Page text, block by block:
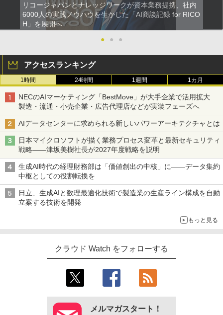
リコージャパンとナレッジワークが資本業務提携、社内
6000人の実践ノウハウを生かした「AI商談記録 for RICO
H」を展開へ
●
● ●
アクセスランキング
1時間 24時間 1週間 1カ月
NECのAIマーケティング「BestMove」が大手企業で活用拡大
製造・流通・小売企業・広告代理店などが実装フェーズへ
AIデータセンターに求められる新しいパワーアーキテクチャとは
日本マイクロソフトが描く業務プロセス変革と最新セキュリティ
戦略――津坂美樹社長が2027年度戦略を説明
生成AI時代の経理財務部は「価値創出の中核」に――データ集約
中枢としての役割転換を
日立、生成AIと数理最適化技術で製造業の生産ライン構成を自動
立案する技術を開発
もっと見る
クラウド Watch をフォローする
メルマガスタート！